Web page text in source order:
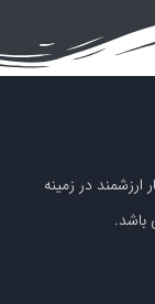
در زمینه
باشد.